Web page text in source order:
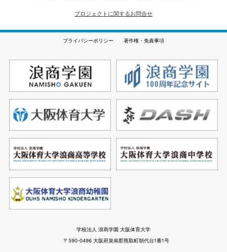
プロジェクトに関するお問合せ
プライバシーポリシー 著作権・免責事項
学校法人 浪商学園 大阪体育大学
〒590-0496 大阪府泉南郡熊取町朝代台1番1号